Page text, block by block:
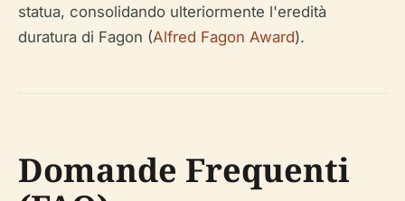
statua, consolidando ulteriormente l'eredità
duratura di Fagon (Alfred Fagon Award).
Domande Frequenti